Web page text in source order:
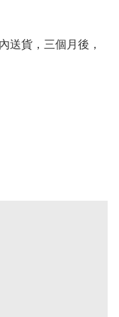
送貨，三個月後，